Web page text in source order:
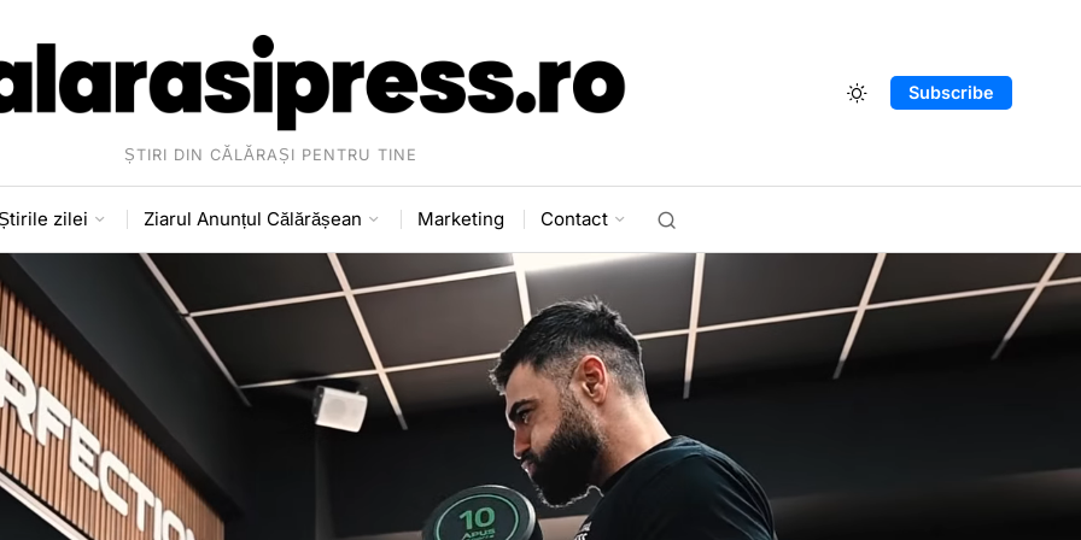
ȘTIRI DIN CĂLĂRAȘI PENTRU TINE
Subscribe
zilei Ziarul Anunțul Călărășean Marketing Contact